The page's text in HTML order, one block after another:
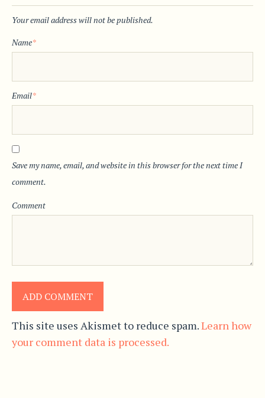
Your email address will not be published.
Name*
Email*
Save my name, email, and website in this browser for the next time I
comment.
Comment
This site uses Akismet to reduce spam.Learn how
your comment data is processed.